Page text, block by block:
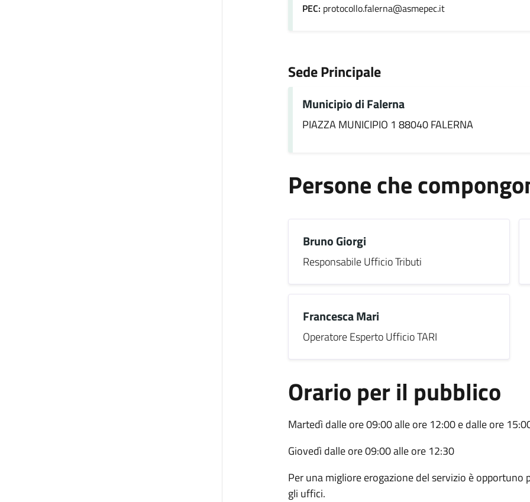
PEC: protocollo.falerna@asmepec.it
Sede Principale
Municipio di Falerna
PIAZZA MUNICIPIO 1 88040 FALERNA
Persone che
Bruno Giorgi
Responsabile Ufficio Tributi
Francesca Mari
Operatore Esperto Ufficio TARI
Orario per il pubblico
Martedì dalle ore 09:00 alle ore 12:00 e dalle ore
Giovedì dalle ore 09:00 alle ore 12:30
Per una migliore erogazione del servizio è
gli uffici.